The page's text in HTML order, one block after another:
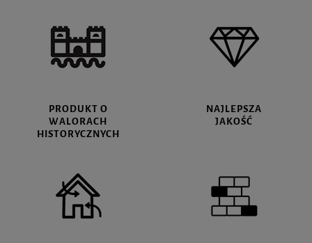
PRODUKT O
WALORACH
HISTORYCZNYCH
NAJLEPSZA
JAKOŚĆ